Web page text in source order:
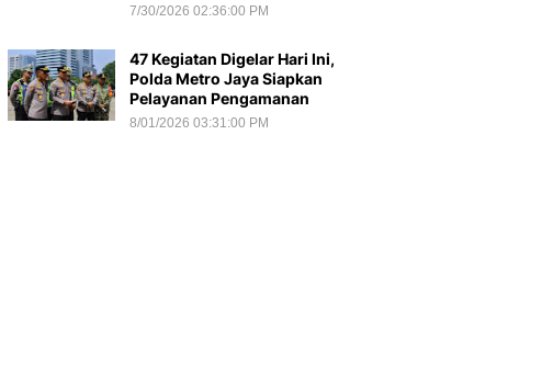
7/30/2026 02:36:00 PM
47 Kegiatan Digelar Hari Ini,
Polda Metro Jaya Siapkan
Pelayanan Pengamanan
8/01/2026 03:31:00 PM